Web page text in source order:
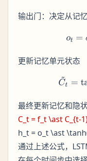
输出门：决定从记
ot =
更新记忆单元状态
Ct
~
=
最终更新记忆和隐
C_t = f_t \ast C_{t-
h_t = o_t \ast
通过上述公式，